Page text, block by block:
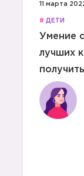
11 марта
# ДЕТИ
Умение
лучших